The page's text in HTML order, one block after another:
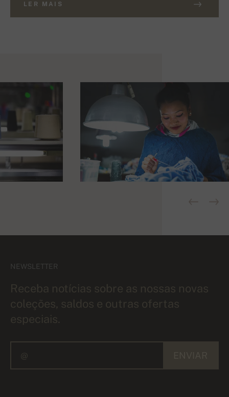
LER MAIS
NEWSLETTER
Receba notícias sobre as nossas novas
coleções, saldos e outras ofertas
especiais.